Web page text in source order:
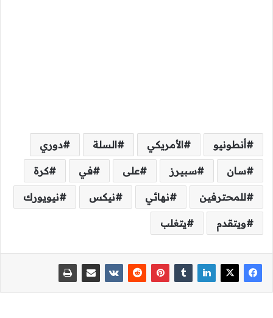
أنطونيو الأمريكي السلة دوري
سان سبيرز على في كرة
للمحترفين نهائي نيكس نيويورك
ويتقدم يتغلب